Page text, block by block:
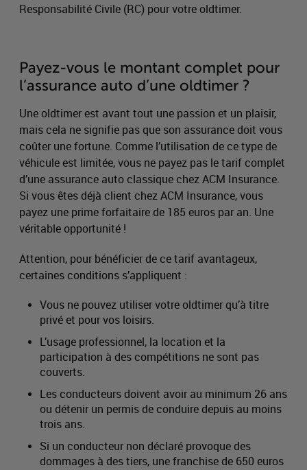
Responsabilité Civile (RC) pour votre oldtimer.
Payez-vous le montant complet pour
l’assurance auto d’une oldtimer ?
Une oldtimer est avant tout une passion et un plaisir,
mais cela ne signifie pas que son assurance doit vous
coûter une fortune. Comme l’utilisation de ce type de
véhicule est limitée, vous ne payez pas le tarif complet
d’une assurance auto classique chez ACM Insurance.
Si vous êtes déjà client chez ACM Insurance, vous
payez une prime forfaitaire de 185 euros par an. Une
véritable opportunité !
Attention, pour bénéficier de ce tarif avantageux,
certaines conditions s’appliquent :
Vous ne pouvez utiliser votre oldtimer qu’à titre
privé et pour vos loisirs.
L’usage professionnel, la location et la
participation à des compétitions ne sont pas
couverts.
Les conducteurs doivent avoir au minimum 26 ans
ou détenir un permis de conduire depuis au moins
trois ans.
Si un conducteur non déclaré provoque des
dommages à des tiers, une franchise de 650 euros